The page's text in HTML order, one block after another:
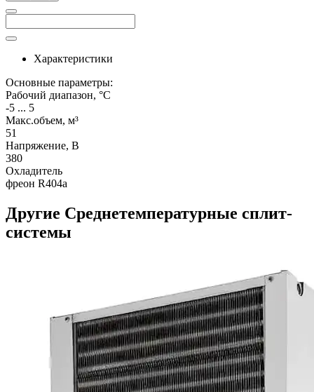
Характеристики
Основные параметры:
Рабочий диапазон, °C
-5 ... 5
Макс.объем, м³
51
Напряжение, В
380
Охладитель
фреон R404a
Другие Среднетемпературные сплит-
системы